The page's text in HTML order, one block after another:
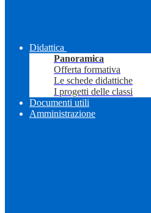
Didattica
Panoramica
Offerta formativa
Le schede didattiche
I progetti delle classi
Documenti utili
Amministrazione